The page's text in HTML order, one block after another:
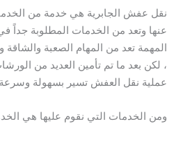
نقل عفش الجابرية هي خدمة من
عنها وتعد من الخدمات المطلوبة جداً
المهمة تعد من المهام الصعبة والشاقة
، لكن بعد ما تم تأمين العديد من
عملية نقل العفش تسير بسهولة
ومن الخدمات التي نقوم عليها هي